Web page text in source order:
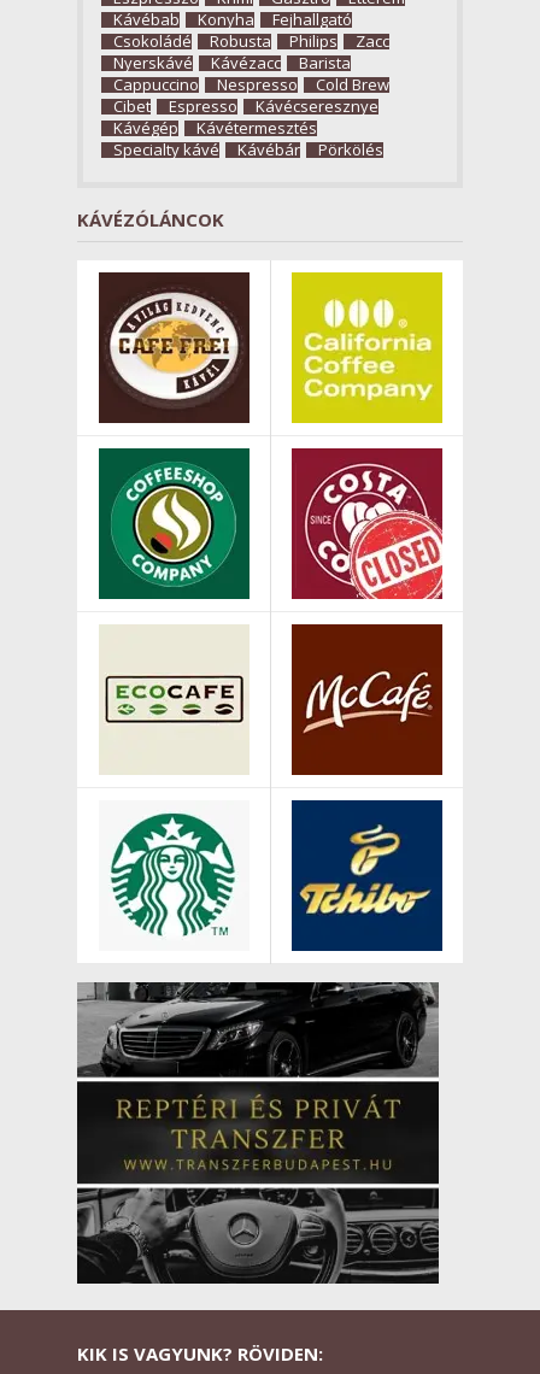
Kávébab
Konyha
Fejhallgató
Csokoládé
Robusta Philips
Zacc
Nyerskávé
Kávézacc
Barista
Cappuccino
Nespresso
Cold Brew
Cibet
Espresso
Kávécseresznye
Kávégép
Kávétermesztés
Specialty kávé
Kávébár Pörkölés
KÁVÉZÓLÁNCOK
KIK IS VAGYUNK? RÖVIDEN: